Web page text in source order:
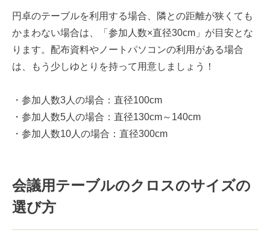
円卓のテーブルを利用する場合、隣との距離が狭くても
かまわない場合は、「参加人数×直径30cm」が目安とな
ります。配布資料やノートパソコンの利用がある場合
は、もう少しゆとりを持って用意しましょう！
・参加人数3人の場合：直径100cm
・参加人数5人の場合：直径130cm～140cm
・参加人数10人の場合：直径300cm
会議用テーブルのクロスのサイズの
選び方